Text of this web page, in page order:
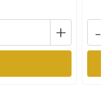
+ -